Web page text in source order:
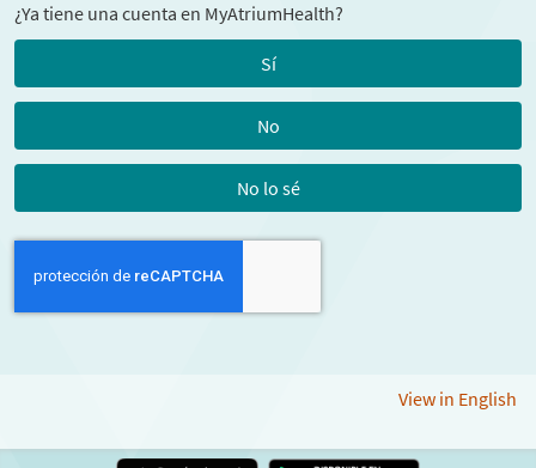
¿Ya tiene una cuenta en MyAtriumHealth?
Sí
No
No lo sé
View in English